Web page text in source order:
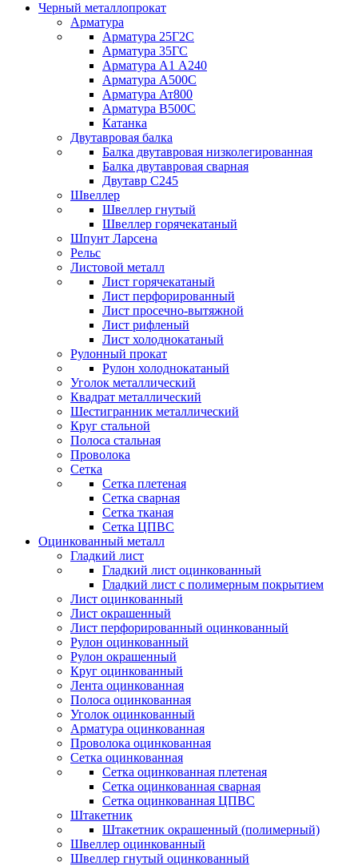
Черный металлопрокат
Арматура
Арматура 25Г2С
Арматура 35ГС
Арматура А1 А240
Арматура А500С
Арматура Ат800
Арматура В500С
Катанка
Двутавровая балка
Балка двутавровая низколегированная
Балка двутавровая сварная
Двутавр С245
Швеллер
Швеллер гнутый
Швеллер горячекатаный
Шпунт Ларсена
Рельс
Листовой металл
Лист горячекатаный
Лист перфорированный
Лист просечно-вытяжной
Лист рифленый
Лист холоднокатаный
Рулонный прокат
Рулон холоднокатаный
Уголок металлический
Квадрат металлический
Шестигранник металлический
Круг стальной
Полоса стальная
Проволока
Сетка
Сетка плетеная
Сетка сварная
Сетка тканая
Сетка ЦПВС
Оцинкованный металл
Гладкий лист
Гладкий лист оцинкованный
Гладкий лист с полимерным покрытием
Лист оцинкованный
Лист окрашенный
Лист перфорированный оцинкованный
Рулон оцинкованный
Рулон окрашенный
Круг оцинкованный
Лента оцинкованная
Полоса оцинкованная
Уголок оцинкованный
Арматура оцинкованная
Проволока оцинкованная
Сетка оцинкованная
Сетка оцинкованная плетеная
Сетка оцинкованная сварная
Сетка оцинкованная ЦПВС
Штакетник
Штакетник окрашенный (полимерный)
Швеллер оцинкованный
Швеллер гнутый оцинкованный